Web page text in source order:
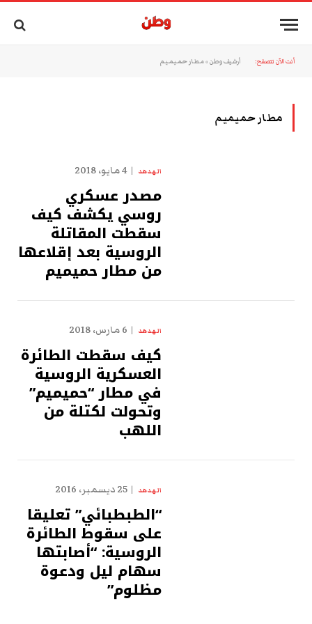
أنت الآن تتصفح: أرشيف وطن »مطار حميميم
مطار حميميم
الهدهد 4 مايو، 2018
مصدر عسكري
روسي يكشف كيف
سقطت المقاتلة
الروسية بعد إقلاعها
من مطار حميميم
الهدهد 6 مارس، 2018
كيف سقطت الطائرة
العسكرية الروسية
في مطار “حميميم”
وتحولت لكتلة من
اللهب
الهدهد 25 ديسمبر، 2016
“الطبطبائي” تعليقا
على سقوط الطائرة
الروسية: “أصابتها
سهام ليل ودعوة
مظلوم”